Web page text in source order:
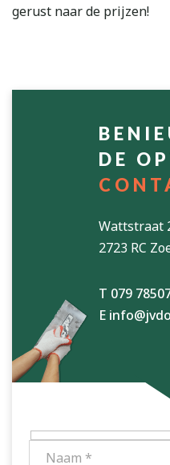
gerust naar de prijzen!
DE
Wattstraat
2723 RC
T 079
E